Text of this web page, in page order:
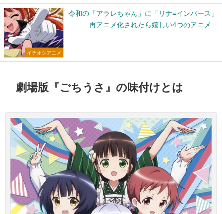
イチオシアニメ
令和の「アラレちゃん」に「リナ=インバース」
…… 再アニメ化されたら嬉しい4つのアニメ
劇場版『ごちうさ』の味付けとは